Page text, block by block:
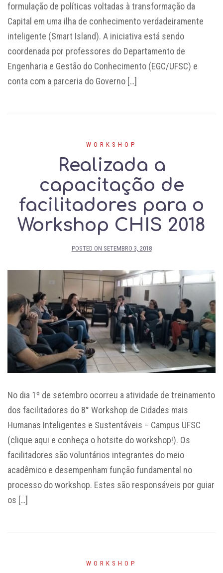
formulação de políticas voltadas à transformação da
Capital em uma ilha de conhecimento verdadeiramente
inteligente (Smart Island). A iniciativa está sendo
coordenada por professores do Departamento de
Engenharia e Gestão do Conhecimento (EGC/UFSC) e
conta com a parceria do Governo […]
WORKSHOP
Realizada a
capacitação de
facilitadores para o
Workshop CHIS 2018
POSTED ON SETEMBRO 3, 2018
No dia 1º de setembro ocorreu a atividade de treinamento
dos facilitadores do 8° Workshop de Cidades mais
Humanas Inteligentes e Sustentáveis – Campus UFSC
(clique aqui e conheça o hotsite do workshop!). Os
facilitadores são voluntários integrantes do meio
acadêmico e desempenham função fundamental no
processo do workshop. Estes são responsáveis por guiar
os […]
WORKSHOP